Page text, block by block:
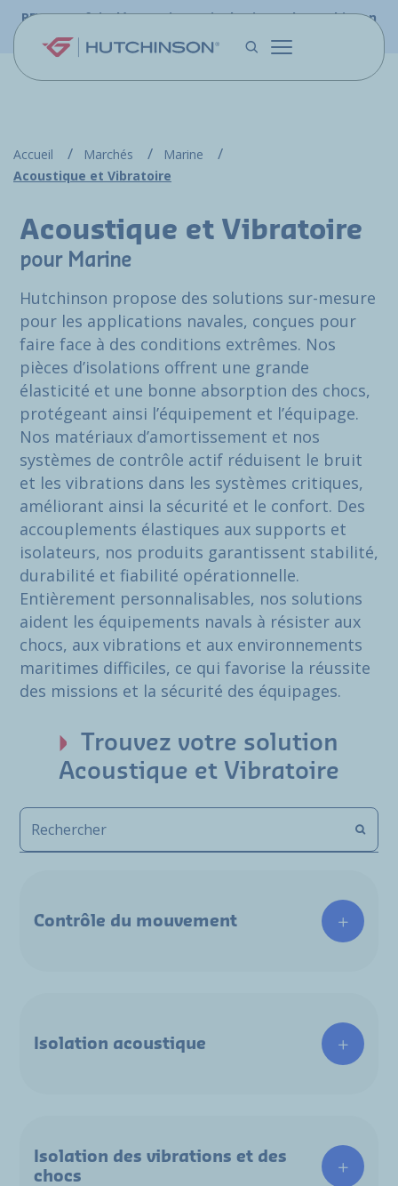
Aller au contenu principal
PFW.aero fait désormais partie du site web Hutchinson
Accueil Marchés
Marine
Acoustique et Vibratoire
Acoustique et Vibratoire
pour Marine
Hutchinson propose des solutions sur-mesure
pour les applications navales, conçues pour
faire face à des conditions extrêmes. Nos
pièces d’isolations offrent une grande
élasticité et une bonne absorption des chocs,
protégeant ainsi l’équipement et l’équipage.
Nos matériaux d’amortissement et nos
systèmes de contrôle actif réduisent le bruit
et les vibrations dans les systèmes critiques,
améliorant ainsi la sécurité et le confort. Des
accouplements élastiques aux supports et
isolateurs, nos produits garantissent stabilité,
durabilité et fiabilité opérationnelle.
Entièrement personnalisables, nos solutions
aident les équipements navals à résister aux
chocs, aux vibrations et aux environnements
maritimes difficiles, ce qui favorise la réussite
des missions et la sécurité des équipages.
Trouvez votre solution
Acoustique et Vibratoire
Contrôle du mouvement
Isolation acoustique
Isolation des vibrations et des
chocs